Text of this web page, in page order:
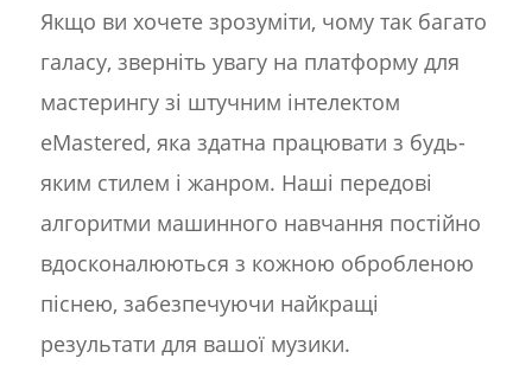
Якщо ви хочете зрозуміти, чому так багато
галасу, зверніть увагу на платформу для
мастерингу зі штучним інтелектом
eMastered, яка здатна працювати з будь-
яким стилем і жанром. Наші передові
алгоритми машинного навчання постійно
вдосконалюються з кожною обробленою
піснею, забезпечуючи найкращі
результати для вашої музики.